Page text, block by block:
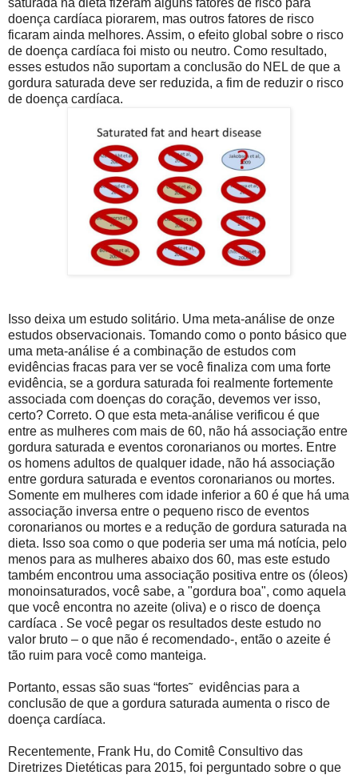
doença cardíaca piorarem, mas outros fatores de risco
ficaram ainda melhores. Assim, o efeito global sobre o risco
de doença cardíaca foi misto ou neutro. Como resultado,
esses estudos não suportam a conclusão do NEL de que a
gordura saturada deve ser reduzida, a fim de reduzir o risco
de doença cardíaca.
Isso deixa um estudo solitário. Uma meta-análise de onze
estudos observacionais. Tomando como o ponto básico que
uma meta-análise é a combinação de estudos com
evidências fracas para ver se você finaliza com uma forte
evidência, se a gordura saturada foi realmente fortemente
associada com doenças do coração, devemos ver isso,
certo? Correto. O que esta meta-análise verificou é que
entre as mulheres com mais de 60, não há associação entre
gordura saturada e eventos coronarianos ou mortes. Entre
os homens adultos de qualquer idade, não há associação
entre gordura saturada e eventos coronarianos ou mortes.
Somente em mulheres com idade inferior a 60 é que há uma
associação inversa entre o pequeno risco de eventos
coronarianos ou mortes e a redução de gordura saturada na
dieta. Isso soa como o que poderia ser uma má notícia, pelo
menos para as mulheres abaixo dos 60, mas este estudo
também encontrou uma associação positiva entre os (óleos)
monoinsaturados, você sabe, a "gordura boa", como aquela
que você encontra no azeite (oliva) e o risco de doença
cardíaca . Se você pegar os resultados deste estudo no
valor bruto – o que não é recomendado-, então o azeite é
tão ruim para você como manteiga.
Portanto, essas são suas “fortes˜ evidências para a
conclusão de que a gordura saturada aumenta o risco de
doença cardíaca.
Recentemente, Frank Hu, do Comitê Consultivo das
Diretrizes Dietéticas para 2015, foi perguntado sobre o que